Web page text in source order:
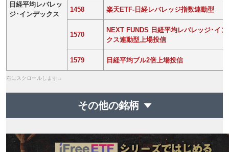
日経平均レバレッ
ジ･インデックス
1458 楽天ETF‐日経レバレッジ指数連動型
1570
NEXT FUNDS 日経平均レバレッジ･イン
クス連動型上場投信
1579 日経平均ブル2倍上場投信
その他の銘柄